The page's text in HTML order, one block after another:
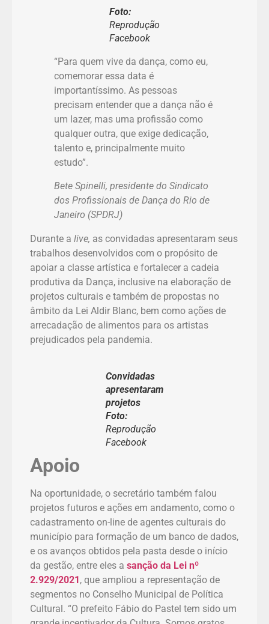
Foto:
Reprodução
Facebook
“Para quem vive da dança, como eu,
comemorar essa data é
importantíssimo. As pessoas
precisam entender que a dança não é
um lazer, mas uma profissão como
qualquer outra, que exige dedicação,
talento e, principalmente muito
estudo”.
Bete Spinelli, presidente do Sindicato
dos Profissionais de Dança do Rio de
Janeiro (SPDRJ)
Durante a live, as convidadas apresentaram seus
trabalhos desenvolvidos com o propósito de
apoiar a classe artística e fortalecer a cadeia
produtiva da Dança, inclusive na elaboração de
projetos culturais e também de propostas no
âmbito da Lei Aldir Blanc, bem como ações de
arrecadação de alimentos para os artistas
prejudicados pela pandemia.
Convidadas
apresentaram
projetos
Foto:
Reprodução
Facebook
Apoio
Na oportunidade, o secretário também falou
projetos futuros e ações em andamento, como o
cadastramento on-line de agentes culturais do
município para formação de um banco de dados,
e os avanços obtidos pela pasta desde o início
da gestão, entre eles a sanção da Lei nº
2.929/2021, que ampliou a representação de
segmentos no Conselho Municipal de Política
Cultural. “O prefeito Fábio do Pastel tem sido um